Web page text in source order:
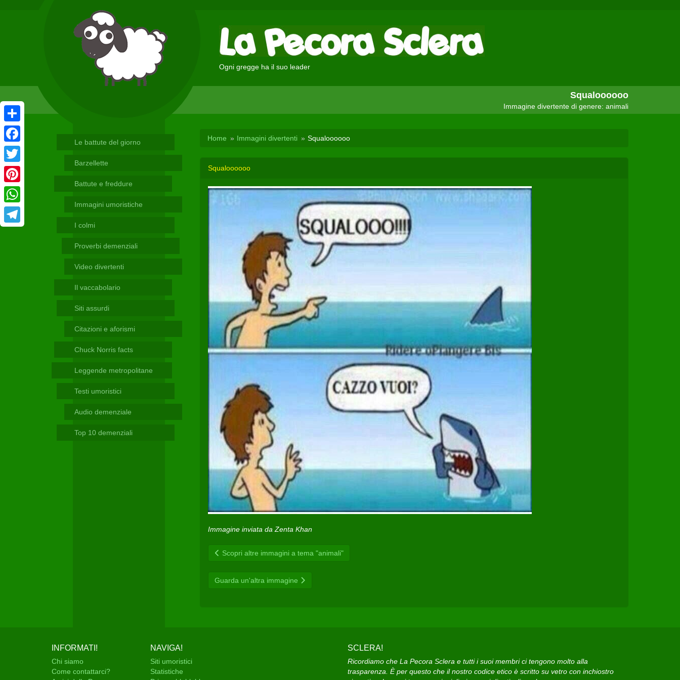
Ogni gregge ha il suo leader
Squaloooooo
Immagine divertente di genere: animali
Le battute del giorno
Barzellette
Battute e freddure
Immagini umoristiche
I colmi
Proverbi demenziali
Video divertenti
Il vaccabolario
Siti assurdi
Citazioni e aforismi
Chuck Norris facts
Leggende metropolitane
Testi umoristici
Audio demenziale
Top 10 demenziali
Home Immagini divertenti Squaloooooo
Squaloooooo
Immagine inviata da Zenta Khan
Scopri altre immagini a tema "animali"
Guarda un'altra immagine
INFORMATI!
Chi siamo
Come contattarci?
NAVIGA!
Siti umoristici
Statistiche
SCLERA!
Ricordiamo che La Pecora Sclera e tutti i suoi membri ci tengono molto alla
trasparenza. È per questo che il nostro codice etico è scritto su vetro con inchiostro
Condividi
Facebook
Twitter
Pinterest
WhatsApp